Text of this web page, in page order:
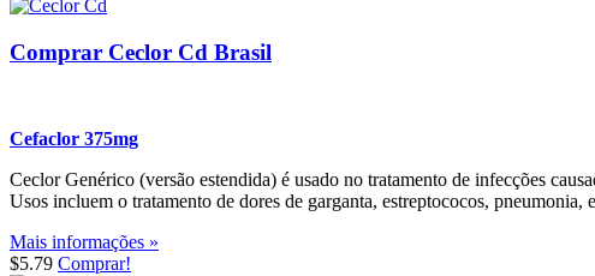
Comprar Ceclor Cd Brasil
Cefaclor 375mg
Ceclor Genérico (versão estendida) é usado no tratamento de infecções
Usos incluem o tratamento de dores de garganta, estreptococos,
Mais informações »
$5.79 Comprar!